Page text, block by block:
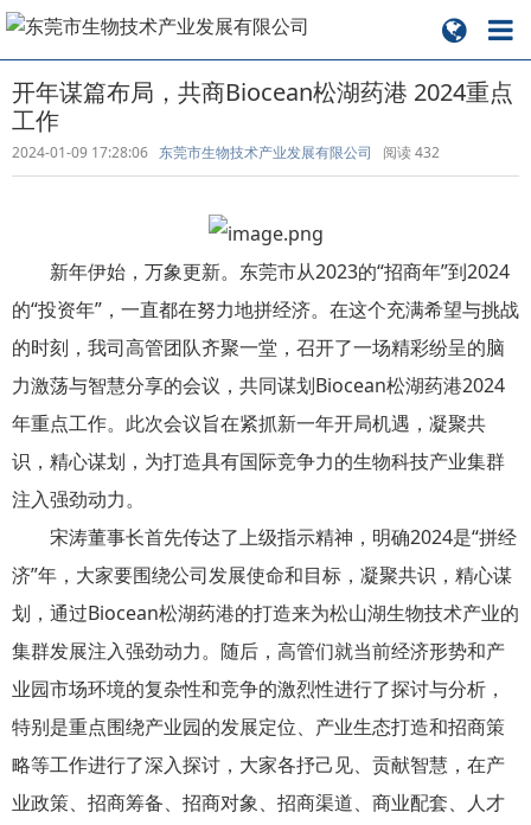
开年谋篇布局，共商Biocean松湖药港 2024重点
工作
2024-01-09 17:28:06 东莞市生物技术产业发展有限公司 阅读432
新年伊始，万象更新。东莞市从2023的“招商年”到2024
的“投资年”，一直都在努力地拼经济。在这个充满希望与挑战
的时刻，我司高管团队齐聚一堂，召开了一场精彩纷呈的脑
力激荡与智慧分享的会议，共同谋划Biocean松湖药港2024
年重点工作。此次会议旨在紧抓新一年开局机遇，凝聚共
识，精心谋划，为打造具有国际竞争力的生物科技产业集群
注入强劲动力。
宋涛董事长首先传达了上级指示精神，明确2024是“拼经
济”年，大家要围绕公司发展使命和目标，凝聚共识，精心谋
划，通过Biocean松湖药港的打造来为松山湖生物技术产业的
集群发展注入强劲动力。随后，高管们就当前经济形势和产
业园市场环境的复杂性和竞争的激烈性进行了探讨与分析，
特别是重点围绕产业园的发展定位、产业生态打造和招商策
略等工作进行了深入探讨，大家各抒己见、贡献智慧，在产
业政策、招商筹备、招商对象、招商渠道、商业配套、人才